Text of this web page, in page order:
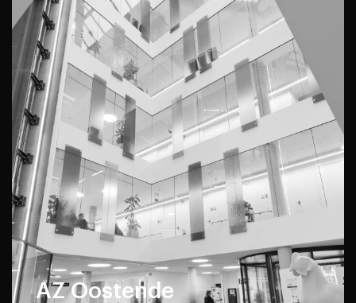
AZ Oostende